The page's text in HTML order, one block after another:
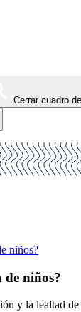
Cerrar cuadro
niños?
de niños?
y la lealtad